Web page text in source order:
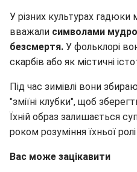
У різних культурах гадюки
вважали символами
безсмертя. У фольклорі
скарбів або як містичні
Під час зимівлі вони
"зміїні клубки", щоб
Їхній образ залишається
роком розуміння їхньої
Вас може зацікавити